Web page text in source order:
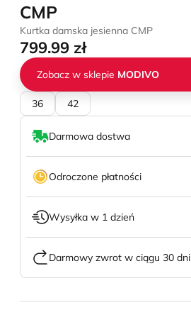
CMP
Kurtka damska jesienna CMP
799.99 zł
Zobacz w sklepie MODIVO
36 42
Darmowa dostwa
Odroczone płatności
Wysyłka w 1 dzień
Darmowy zwrot w ciągu 30 dni